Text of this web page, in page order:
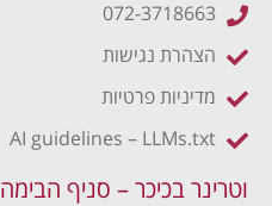
072-3718663
הצהרת נגישות
מדיניות פרטיות
AI guidelines – LLMs.txt
וטרינר בכיכר – סניף הבימה